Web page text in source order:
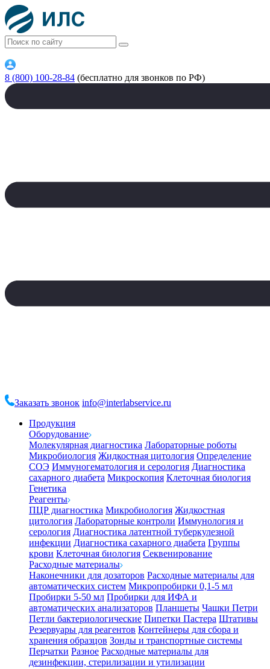
8 (800) 100-28-84 (бесплатно для звонков по РФ)
Заказать звонок info@interlabservice.ru
Продукция
Оборудование
Молекулярная диагностика Лабораторные роботы
Микробиология Жидкостная цитология Определение
СОЭ Иммуногематология и серология Диагностика
сахарного диабета Микроскопия Клеточная биология
Генетика
Реагенты
ПЦР диагностика Микробиология Жидкостная
цитология Лабораторные контроли Иммунология и
серология Диагностика латентной туберкулезной
инфекции Диагностика сахарного диабета Группы
крови Клеточная биология Секвенирование
Расходные материалы
Наконечники для дозаторов Расходные материалы для
автоматических систем Микропробирки 0,1-5 мл
Пробирки 5-50 мл Пробирки для ИФА и
автоматических анализаторов Планшеты Чашки Петри
Петли бактериологические Пипетки Пастера Штативы
Резервуары для реагентов Контейнеры для сбора и
хранения образцов Зонды и транспортные системы
Перчатки Разное Расходные материалы для
дезинфекции, стерилизации и утилизации